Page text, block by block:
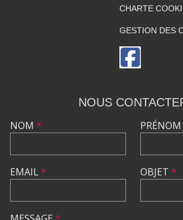
CHARTE
GESTION DES
NOUS
NOM *
EMAIL*
PRÉNOM
OBJET *